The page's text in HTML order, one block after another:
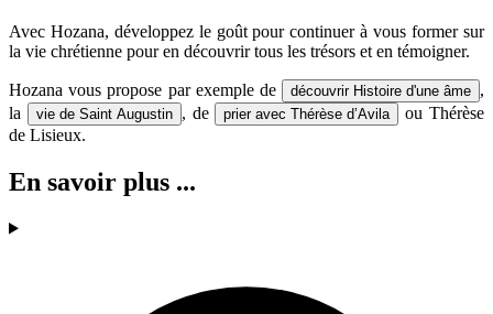
Avec Hozana, développez le goût pour continuer à vous former sur
la vie chrétienne pour en découvrir tous les trésors et en témoigner.
Hozana vous propose par exemple de découvrir Histoire d'une âme ,
la
vie de Saint Augustin , de prier avec Thérèse d’Avila
ou Thérèse
de Lisieux.
En savoir plus ...